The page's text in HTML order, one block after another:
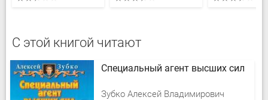
С этой книгой читают
Специальный агент высших сил
Зубко Алексей Владимирович